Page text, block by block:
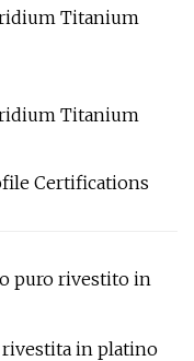
Certifications
puro rivestito in
in platino